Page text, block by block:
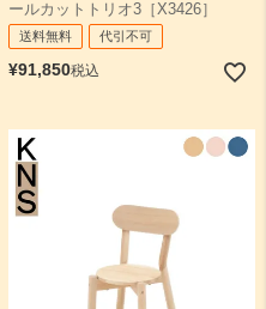
ールカットトリオ3［X3426］
送料無料 代引不可
¥91,850税込